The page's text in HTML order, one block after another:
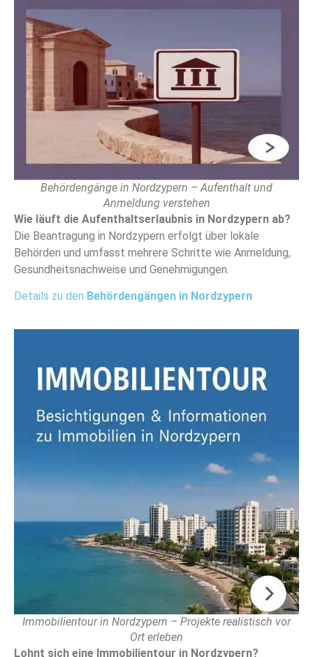
Behördengänge in Nordzypern – Aufenthalt und
Anmeldung verstehen
Wie läuft die Aufenthaltserlaubnis in Nordzypern ab?
Die Beantragung in Nordzypern erfolgt über lokale
Behörden und umfasst mehrere Schritte wie Anmeldung,
Gesundheitsnachweise und Genehmigungen.
Details zu den Behördengängen in Nordzypern
Immobilientour in Nordzypern – Projekte realistisch vor
Ort erleben
Lohnt sich eine Immobilientour in Nordzypern?